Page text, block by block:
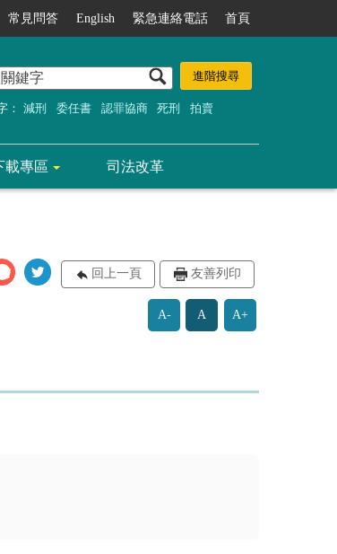
常見問答 English 緊急連絡電話 首頁
： 減刑 委任書 認罪協商 死刑 拍賣
載專區 司法改革
回上一頁 友善列印
A- A A+